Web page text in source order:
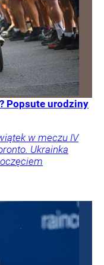
Popsute urodziny
w meczu IV
Ukrainka